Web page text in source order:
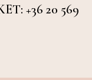
+36 20 569